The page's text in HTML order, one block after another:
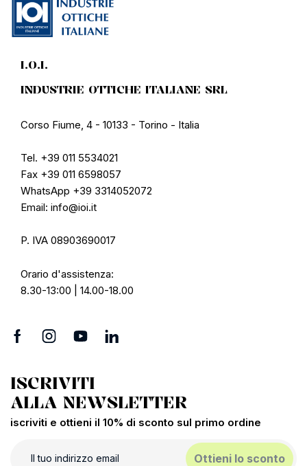
I.O.I.
INDUSTRIE OTTICHE ITALIANE SRL
Corso Fiume, 4 - 10133 - Torino - Italia
Tel. +39 011 5534021
Fax +39 011 6598057
WhatsApp +39 3314052072
Email: info@ioi.it
P. IVA 08903690017
Orario d'assistenza:
8.30-13:00 | 14.00-18.00
ISCRIVITI
ALLA NEWSLETTER
iscriviti e ottieni il 10% di sconto sul primo ordine
Ottieni lo sconto